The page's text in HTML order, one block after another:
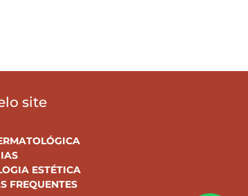
site
ESTÉTICA
FREQUENTES